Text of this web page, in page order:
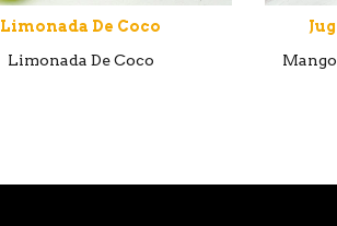
Limonada De Coco
Limonada De Coco